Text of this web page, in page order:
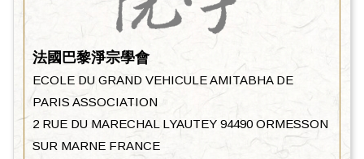
法國巴黎淨宗學會
ECOLE DU GRAND VEHICULE AMITABHA DE
PARIS ASSOCIATION
2 RUE DU MARECHAL LYAUTEY 94490 ORMESSON
SUR MARNE FRANCE